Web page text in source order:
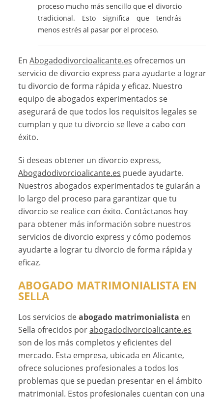
proceso mucho más sencillo que el divorcio
tradicional. Esto significa que tendrás
menos estrés al pasar por el proceso.
EnAbogadodivorcioalicante.es ofrecemos un
servicio de divorcio express para ayudarte a lograr
tu divorcio de forma rápida y eficaz. Nuestro
equipo de abogados experimentados se
asegurará de que todos los requisitos legales se
cumplan y que tu divorcio se lleve a cabo con
éxito.
Si deseas obtener un divorcio express,
Abogadodivorcioalicante.es puede ayudarte.
Nuestros abogados experimentados te guiarán a
lo largo del proceso para garantizar que tu
divorcio se realice con éxito. Contáctanos hoy
para obtener más información sobre nuestros
servicios de divorcio express y cómo podemos
ayudarte a lograr tu divorcio de forma rápida y
eficaz.
ABOGADO MATRIMONIALISTA EN
SELLA
Los servicios deabogado matrimonialista en
Sella ofrecidos porabogadodivorcioalicante.es
son de los más completos y eficientes del
mercado. Esta empresa, ubicada en Alicante,
ofrece soluciones profesionales a todos los
problemas que se puedan presentar en el ámbito
matrimonial. Estos profesionales cuentan con una